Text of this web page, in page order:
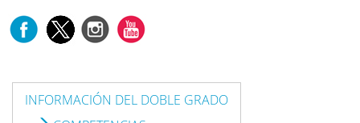
INFORMACIÓN DEL DOBLE GRADO